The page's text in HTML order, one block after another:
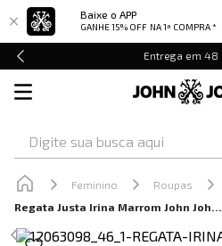
Baixe o APP
GANHE 15% OFF NA 1ª COMPRA *
Entrega em
Feminino Roupas
Regata Justa Irina Marrom John John Feminina